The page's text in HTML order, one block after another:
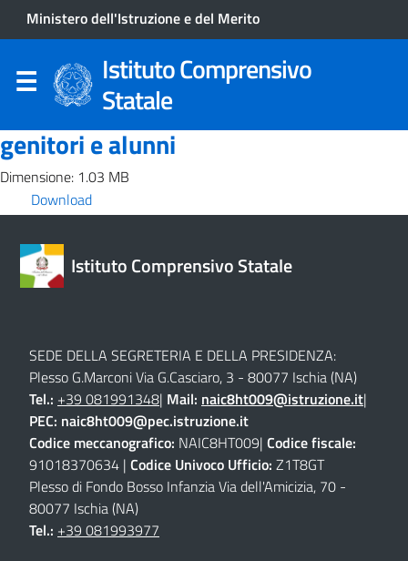
Ministero dell'Istruzione e del Merito
Istituto Comprensivo
Statale
genitori e alunni
Dimensione: 1.03 MB
Download
Istituto Comprensivo Statale
SEDE DELLA SEGRETERIA E DELLA PRESIDENZA:
Plesso G.Marconi Via G.Casciaro, 3 - 80077 Ischia (NA)
Tel.: +39 081991348| Mail: naic8ht009@istruzione.it|
PEC: naic8ht009@pec.istruzione.it
Codice meccanografico: NAIC8HT009| Codice fiscale:
91018370634 | Codice Univoco Ufficio: Z1T8GT
Plesso di Fondo Bosso Infanzia Via dell'Amicizia, 70 -
80077 Ischia (NA)
Tel.: +39 081993977